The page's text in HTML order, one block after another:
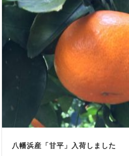
八幡浜産「甘平」入荷しました